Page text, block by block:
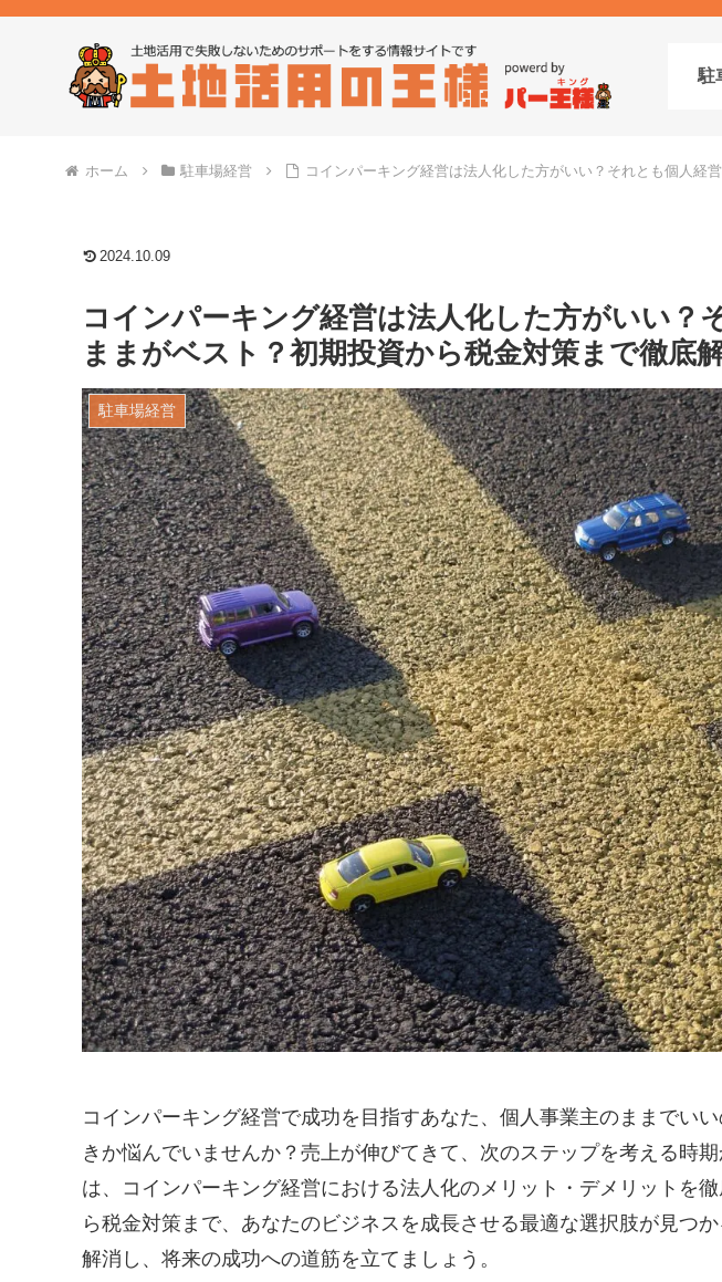
駐
ホーム 駐車場経営 コインパーキング経営は法人化した方がいい？それとも個人経
2024.10.09
コインパーキング経営は法人化した方がいい？
ままがベスト？初期投資から税金対策まで徹底
駐車場経営
コインパーキング経営で成功を目指すあなた、個人事業主のままでい
きか悩んでいませんか？売上が伸びてきて、次のステップを考える時
は、コインパーキング経営における法人化のメリット・デメリットを
ら税金対策まで、あなたのビジネスを成長させる最適な選択肢が見つ
解消し、将来の成功への道筋を立てましょう。